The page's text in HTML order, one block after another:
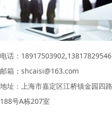
电话：18917503902,13817829546
邮箱：shcaisi@163.com
地址：上海市嘉定区江桥镇金园四路
188号A栋207室